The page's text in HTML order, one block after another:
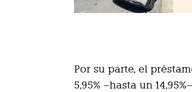
Por su parte, el
5,95% –hasta un